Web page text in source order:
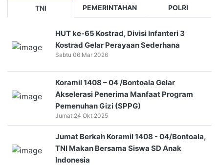
TNI PEMERINTAHAN POLRI
HUT ke-65 Kostrad, Divisi Infanteri 3
Kostrad Gelar Perayaan Sederhana
Sabtu 06 Mar 2026
Koramil 1408 – 04 /Bontoala Gelar
Akselerasi Penerima Manfaat Program
Pemenuhan Gizi (SPPG)
Jumat 24 Okt 2025
Jumat Berkah Koramil 1408 - 04/Bontoala,
TNI Makan Bersama Siswa SD Anak
Indonesia